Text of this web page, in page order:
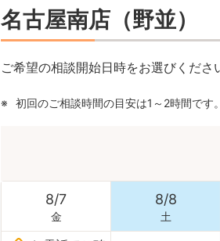
名古屋南店（野並）
ご希望の相談開始日時をお選びくださ
※ 初回のご相談時間の目安は1～2時間です。
8/7
金
8/8
土